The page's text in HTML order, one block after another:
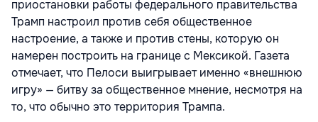
приостановки работы федерального правительства
Трамп настроил против себя общественное
настроение, а также и против стены, которую он
намерен построить на границе с Мексикой. Газета
отмечает, что Пелоси выигрывает именно «внешнюю
игру» — битву за общественное мнение, несмотря на
то, что обычно это территория Трампа.